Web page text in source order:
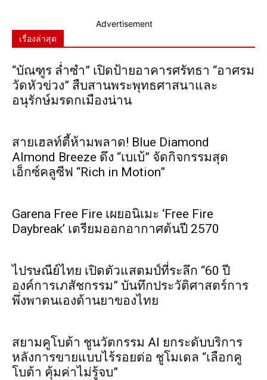
Advertisement
เรื่องล่าสุด
“บัณฑูร ล่ำซำ” เปิดป้ายอาคารศรัทธา “อาศรม
วัดหัวข่วง” สืบสานพระพุทธศาสนาและ
อนุรักษ์มรดกเมืองน่าน
สายเฮลท์ตี้ห้ามพลาด! Blue Diamond
Almond Breeze ดึง “เบเบ้” จัดกิจกรรมสุด
เอ็กซ์คลูซีฟ “Rich in Motion”
Garena Free Fire เผยอนิเมะ ‘Free Fire
Daybreak’ เตรียมออกอากาศต้นปี 2570
ไปรษณีย์ไทย เปิดตัวแสตมป์ที่ระลึก “60 ปี
องค์การเภสัชกรรม” บันทึกประวัติศาสตร์การ
พึ่งพาตนเองด้านยาของไทย
สยามคูโบต้า ชูนวัตกรรม AI ยกระดับบริการ
หลังการขายแบบไร้รอยต่อ ชูโมเดล “เลือกคู
โบต้า คุ้มค่าไม่รู้จบ”